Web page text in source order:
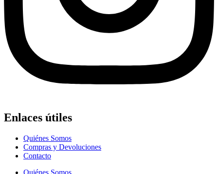
Enlaces útiles
Quiénes Somos
Compras y Devoluciones
Contacto
Quiénes Somos